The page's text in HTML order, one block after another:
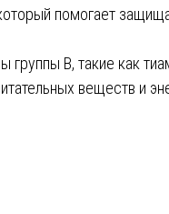
помогает
группы В, такие как
веществ и